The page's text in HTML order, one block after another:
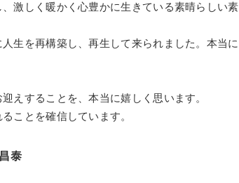
激しく暖かく心豊かに生きている素晴らしい素
生を再構築し、再生して来られました。本当に
えすることを、本当に嬉しく思います。
ことを確信しています。
泰